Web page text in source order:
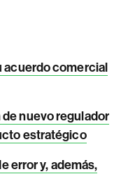
acuerdo comercial
nuevo regulador
estratégico
error y, además,